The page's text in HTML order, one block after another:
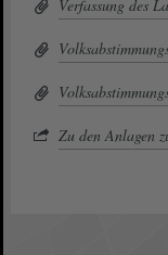
Verfassung des
Zu den Anlagen